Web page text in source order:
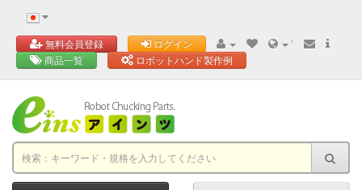
無料会員登録 ログイン
'
商品一覧
ロボットハンド製作例